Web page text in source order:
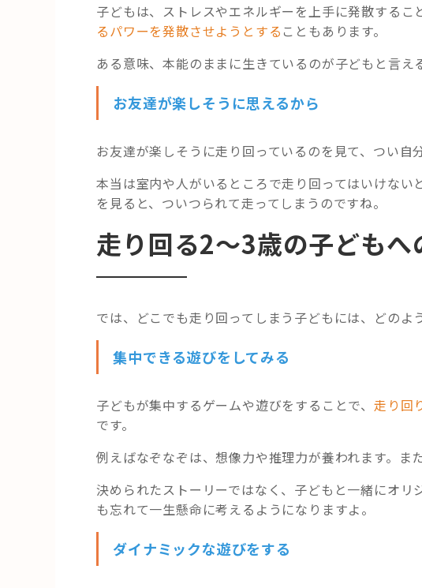
子どもは、ストレスやエネルギーを上手に発散するこ
るパワーを発散させようとする こともあります。
ある意味、本能のままに生きているのが子どもと言
お友達が楽しそうに思えるから
お友達が楽しそうに走り回っているのを見て、つい自
本当は室内や人がいるところで走り回ってはいけな
を見ると、ついつられて走ってしまうのですね。
走り回る2〜3歳の子どもへ
では、どこでも走り回ってしまう子どもには、どのよ
集中できる遊びをしてみる
子どもが集中するゲームや遊びをすることで、 走り回
です。
例えばなぞなぞは、想像力や推理力が養われます。ま
決められたストーリーではなく、子どもと一緒にオ
も忘れて一生懸命に考えるようになりますよ。
ダイナミックな遊びをする